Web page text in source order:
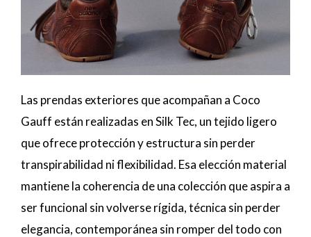
Las prendas exteriores que acompañan a Coco
Gauff están realizadas en Silk Tec, un tejido ligero
que ofrece protección y estructura sin perder
transpirabilidad ni flexibilidad. Esa elección material
mantiene la coherencia de una colección que aspira a
ser funcional sin volverse rígida, técnica sin perder
elegancia, contemporánea sin romper del todo con